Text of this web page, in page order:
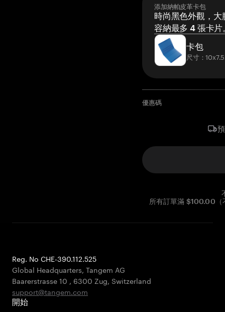
添加納帕皮革卡包
時尚黑色外觀，大
容納最多 4 張卡片
卡包
尺寸：
優惠碼
所有訂單滿 $100.00（
Reg. No CHE-390.112.525
Global Headquarters, Tangem AG
Baarerstrasse 10 , 6300 Zug, Switzerland
support@tangem.com
開始